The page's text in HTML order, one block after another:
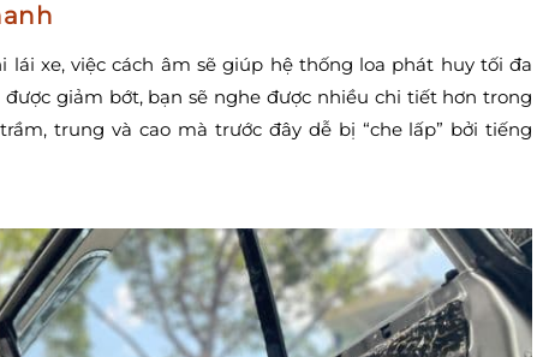
xe, việc cách âm sẽ giúp hệ thống loa phát huy tối đa
giảm bớt, bạn sẽ nghe được nhiều chi tiết hơn trong
trung và cao mà trước đây dễ bị “che lấp” bởi tiếng